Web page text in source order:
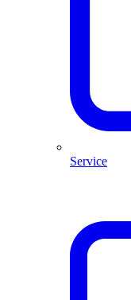
Service